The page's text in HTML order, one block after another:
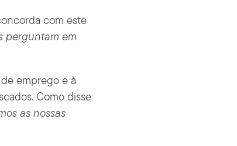
com este
perguntam em
emprego e à
Como disse
as nossas